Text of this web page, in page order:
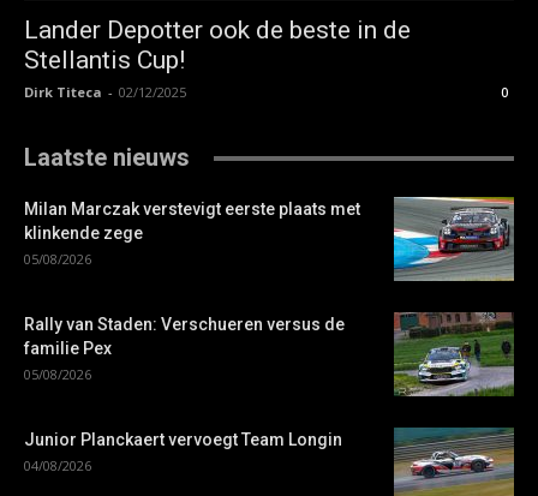
Lander Depotter ook de beste in de
Stellantis Cup!
Dirk Titeca - 02/12/2025 0
Laatste nieuws
Milan Marczak verstevigt eerste plaats met
klinkende zege
05/08/2026
Rally van Staden: Verschueren versus de
familie Pex
05/08/2026
Junior Planckaert vervoegt Team Longin
04/08/2026